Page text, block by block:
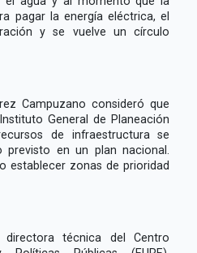
pagar la energía eléctrica, el
y se vuelve un círculo
Campuzano consideró que
General de Planeación
de infraestructura se
en un plan nacional.
establecer zonas de prioridad
directora técnica del Centro